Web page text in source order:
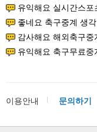
유익해요 실시간스포츠 정보 확인하기 좋
좋네요 축구중계 생각할 때 도움 되는 팁
감사해요 해외축구중계 링크 찾기 쉬워서
유익해요 축구무료중계 사이트 중에 여기
이용안내 문의하기